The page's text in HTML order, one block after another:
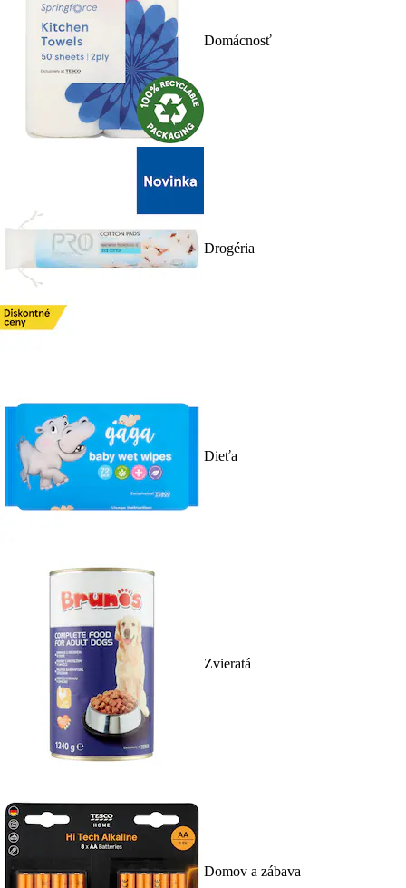
Domácnosť
Drogéria
Dieťa
Zvieratá
Domov a zábava